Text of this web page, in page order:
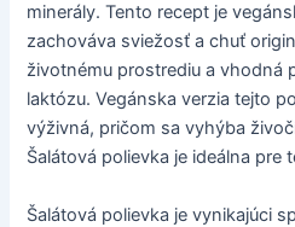
minerály. Tento recept je
zachováva sviežosť a chuť
životnému prostrediu a vhodná
laktózu. Vegánska verzia tejto
výživná, pričom sa vyhýba
Šalátová polievka je ideálna pre
Šalátová polievka je vynikajúci